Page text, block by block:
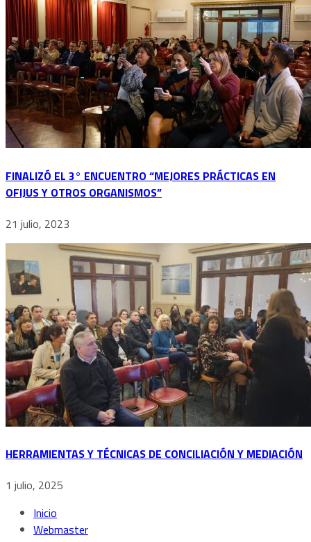
FINALIZÓ EL 3° ENCUENTRO “MEJORES PRÁCTICAS EN
OFIJUS Y OTROS ORGANISMOS”
21 julio, 2023
HERRAMIENTAS Y TÉCNICAS DE CONCILIACIÓN Y MEDIACIÓN
1 julio, 2025
Inicio
Webmaster